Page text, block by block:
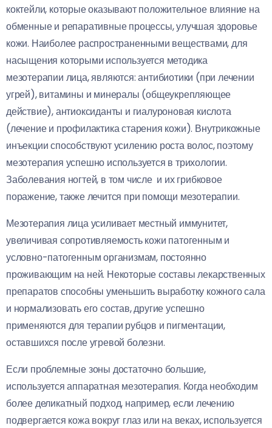
коктейли, которые оказывают положительное влияние на
обменные и репаративные процессы, улучшая здоровье
кожи. Наиболее распространенными веществами, для
насыщения которыми используется методика
мезотерапии лица, являются: антибиотики (при лечении
угрей), витамины и минералы (общеукрепляющее
действие), антиоксиданты и гиалуроновая кислота
(лечение и профилактика старения кожи). Внутрикожные
инъекции способствуют усилению роста волос, поэтому
мезотерапия успешно используется в трихологии.
Заболевания ногтей, в том числе и их грибковое
поражение, также лечится при помощи мезотерапии.
Мезотерапия лица усиливает местный иммунитет,
увеличивая сопротивляемость кожи патогенным и
условно-патогенным организмам, постоянно
проживающим на ней. Некоторые составы лекарственных
препаратов способны уменьшить выработку кожного сала
и нормализовать его состав, другие успешно
применяются для терапии рубцов и пигментации,
оставшихся после угревой болезни.
Если проблемные зоны достаточно большие,
используется аппаратная мезотерапия. Когда необходим
более деликатный подход, например, если лечению
подвергается кожа вокруг глаз или на веках, используется